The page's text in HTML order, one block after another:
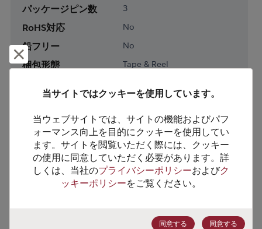
パッケージピン数 3
RoHS対応 No
鉛フリー No
梱包形態 Tape & Reel
製品カテゴリー
製品サブカテゴリー Diodes
製品グループ Zener Diodes/ Volt Ref
HTSコード 8541.10.0050
却下して閉じる
当サイトではクッキーを使用しています。
当ウェブサイトでは、サイトの機能およびパフ
ォーマンス向上を目的にクッキーを使用してい
ます。サイトを閲覧いただく際には、クッキー
の使用に同意していただく必要があります。詳
しくは、当社のプライバシーポリシーおよびク
ッキーポリシーをご覧ください。
同意する 同意する